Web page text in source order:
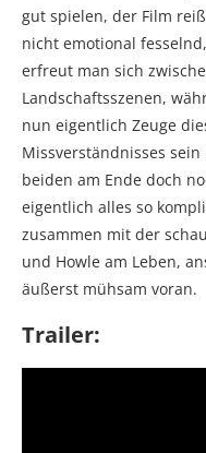
gut spielen, der Film
nicht emotional
erfreut man sich
Landschaftsszenen,
nun eigentlich Zeuge
Missverständnisses
beiden am Ende doch
eigentlich alles so
zusammen mit der
und Howle am Leben,
äußerst mühsam voran.
Trailer: